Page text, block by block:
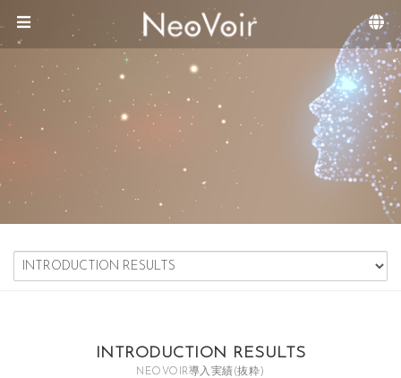
メニュースキップ
INTRODUCTION RESULTS
NEOVOIR導入実績(抜粋)